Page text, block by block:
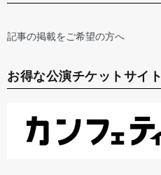
記事の掲載をご希望の方へ
お得な公演チケットサイト